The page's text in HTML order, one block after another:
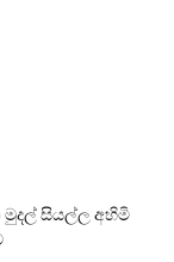
සියල්ල අහිමි